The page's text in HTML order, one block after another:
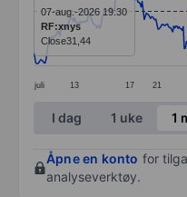
The chart has 1 X
The chart has 1 Y
juli 13 17 21
07-aug.-2026 19:30
RF:xnys
Close31,44
End of interactive
I dag 1 uke 1
Åpne en konto for
analyseverktøy.